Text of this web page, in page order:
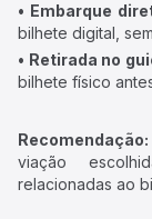
• Embarque
bilhete digital,
• Retirada no
bilhete físico
Recomendação:
viação
relacionadas ao